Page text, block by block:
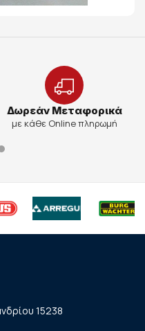
Δωρεάν Μεταφορικά
με κάθε Online πληρωμή
15238